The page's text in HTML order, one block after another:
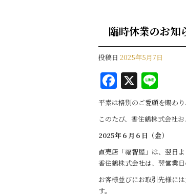
臨時休業のお知
投稿日 2025年5月7日
F
a
c
e
b
o
o
X
n
e
平素は格別のご愛顧を賜わり
このたび、香住鶴株式会社
2025年６月６日（金）
直売店「福智屋」は、翌日よ
香住鶴株式会社は、翌営業
お客様並びにお取引先様に
す。